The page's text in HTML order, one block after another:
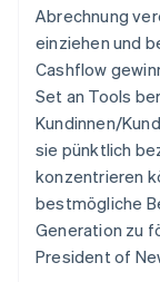
Abrechnung
einziehen und
Cashflow
Set an Tools
Kundinnen/
sie pünktlich
konzentrieren
bestmögliche
Generation zu
President of